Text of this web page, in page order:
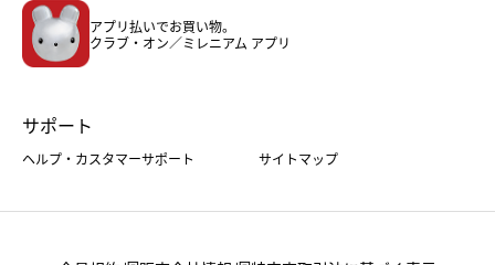
ホーム・キッチン＆アート
アプリ払いでお買い物。
クラブ・オン／ミレニアム アプリ
サポート
ヘルプ・カスタマーサポート サイトマップ